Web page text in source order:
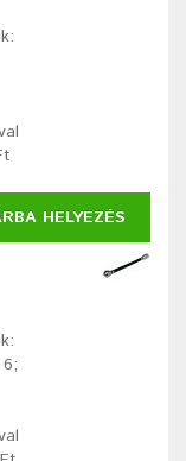
HELYEZÉS